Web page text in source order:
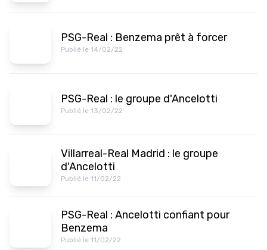
PSG-Real : Benzema prêt à forcer
Publié le 14/02/22
PSG-Real : le groupe d'Ancelotti
Publié le 13/02/22
Villarreal-Real Madrid : le groupe
d'Ancelotti
Publié le 11/02/22
PSG-Real : Ancelotti confiant pour
Benzema
Publié le 11/02/22